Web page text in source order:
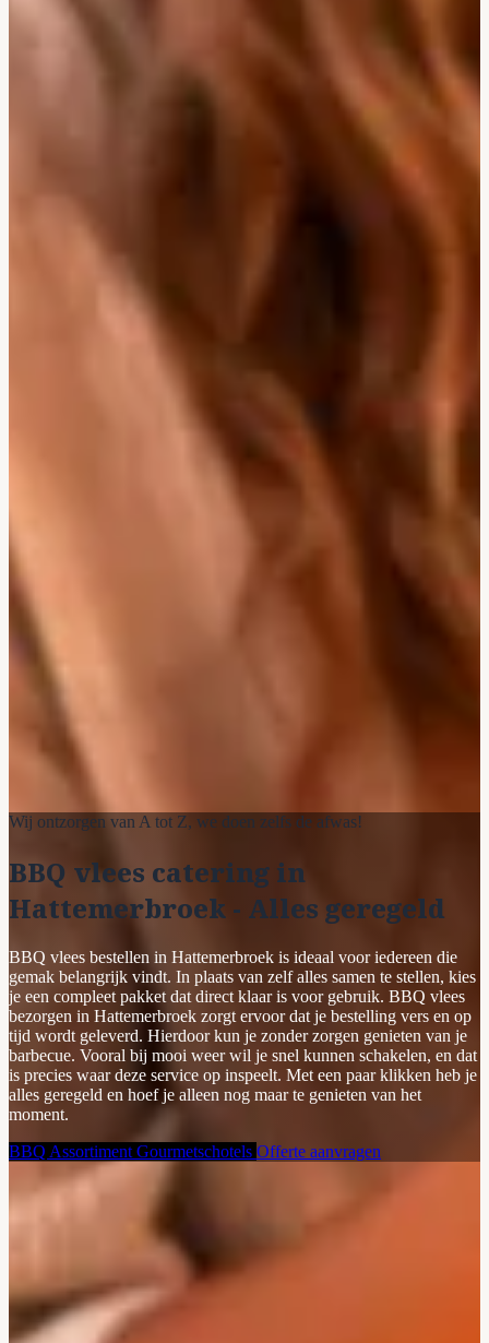
Wij ontzorgen van A tot Z, we doen zelfs de afwas!
BBQ vlees catering in
Hattemerbroek - Alles geregeld
BBQ vlees bestellen in Hattemerbroek is ideaal voor iedereen die
gemak belangrijk vindt. In plaats van zelf alles samen te stellen, kies
je een compleet pakket dat direct klaar is voor gebruik. BBQ vlees
bezorgen in Hattemerbroek zorgt ervoor dat je bestelling vers en op
tijd wordt geleverd. Hierdoor kun je zonder zorgen genieten van je
barbecue. Vooral bij mooi weer wil je snel kunnen schakelen, en dat
is precies waar deze service op inspeelt. Met een paar klikken heb je
alles geregeld en hoef je alleen nog maar te genieten van het
moment.
BBQ Assortiment Gourmetschotels Offerte aanvragen